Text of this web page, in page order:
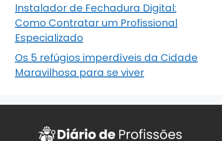
Instalador de Fechadura Digital:
Como Contratar um Profissional
Especializado
Os 5 refúgios imperdíveis da Cidade
Maravilhosa para se viver